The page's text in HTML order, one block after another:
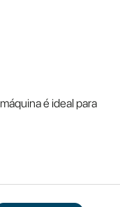
é ideal para